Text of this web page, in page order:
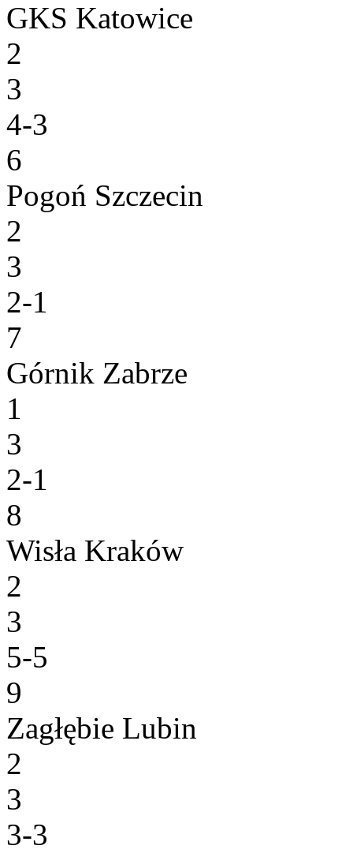
GKS Katowice
2
3
4-3
6
Pogoń Szczecin
2
3
2-1
7
Górnik Zabrze
1
3
2-1
8
Wisła Kraków
2
3
5-5
9
Zagłębie Lubin
2
3
3-3